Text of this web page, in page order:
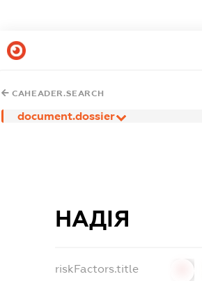
CAHEADER.SEARCH
document.dossier
НАДІЯ
riskFactors.title